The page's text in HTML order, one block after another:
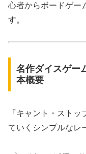
心者からボードゲー
す。
名作ダイスゲー
本概要
『キャント・スト
ていくシンプルなレ